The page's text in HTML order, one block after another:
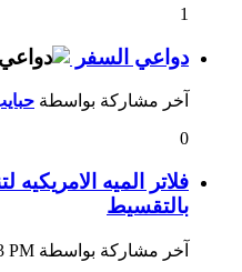
1
دواعي السفر
آخر مشاركة بواسطة
0
فلاتر الميه الامريكيه
بالتقسيط
آخر مشاركة بواسطة PM